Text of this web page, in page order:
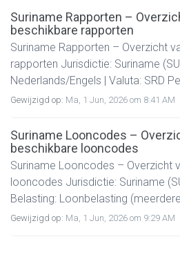
Suriname Rapporten –
beschikbare rapporten
Suriname Rapporten – Overzicht
rapporten Jurisdictie: Suriname
Nederlands/Engels | Valuta: SRD
Gewijzigd op: Ma, 1 Jun, 2026 om 8:41 AM
Suriname Looncodes –
beschikbare looncodes
Suriname Looncodes – Overzicht
looncodes Jurisdictie: Suriname
Belasting: Loonbelasting
Gewijzigd op: Ma, 1 Jun, 2026 om 9:29 AM